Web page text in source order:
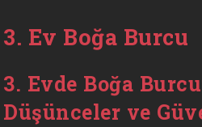
3. Ev Boğa Burcu
3. Evde Boğa
Düşünceler ve